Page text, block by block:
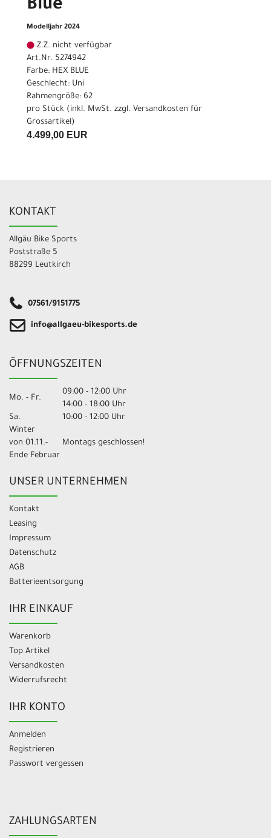
Blue
Modelljahr 2024
Z.Z. nicht verfügbar
Art.Nr. 5274942
Farbe: HEX BLUE
Geschlecht: Uni
Rahmengröße: 62
pro Stück (inkl. MwSt. zzgl. Versandkosten für
Grossartikel)
4.499,00 EUR
KONTAKT
Allgäu Bike Sports
Poststraße 5
88299 Leutkirch
07561/9151775
info@allgaeu-bikesports.de
ÖFFNUNGSZEITEN
Mo. - Fr.
09:00 - 12:00 Uhr
14:00 - 18:00 Uhr
Sa.
10:00 - 12:00 Uhr
Winter
von 01.11.-
Ende Februar
Montags geschlossen!
UNSER UNTERNEHMEN
Kontakt
Leasing
Impressum
Datenschutz
AGB
Batterieentsorgung
IHR EINKAUF
Warenkorb
Top Artikel
Versandkosten
Widerrufsrecht
IHR KONTO
Anmelden
Registrieren
Passwort vergessen
ZAHLUNGSARTEN